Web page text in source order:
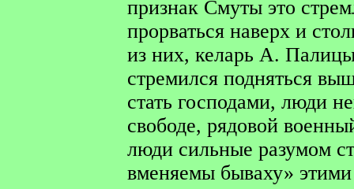
признак Смуты это
прорваться наверх и
из них, келарь А.
стремился подняться
стать господами, люди
свободе, рядовой
люди сильные разумом
вменяемы бываху»